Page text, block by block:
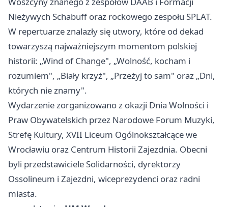
Nieżywych Schabuff oraz rockowego zespołu SPLAT.
W repertuarze znalazły się utwory, które od dekad
towarzyszą najważniejszym momentom polskiej
historii: „Wind of Change", „Wolność, kocham i
rozumiem", „Biały krzyż", „Przeżyj to sam" oraz „Dni,
których nie znamy".
Wydarzenie zorganizowano z okazji Dnia Wolności i
Praw Obywatelskich przez Narodowe Forum Muzyki,
Strefę Kultury, XVII Liceum Ogólnokształcące we
Wrocławiu oraz Centrum Historii Zajezdnia. Obecni
byli przedstawiciele Solidarności, dyrektorzy
Ossolineum i Zajezdni, wiceprezydenci oraz radni
miasta.